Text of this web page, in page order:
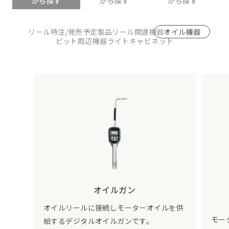
リール特注/発売予定製品 リール関連機器オイル機器
ピット周辺機器ライト キャビネット
オイルガン
オイルリールに接続しモーターオイルを供
給するデジタルオイルガンです。
モー